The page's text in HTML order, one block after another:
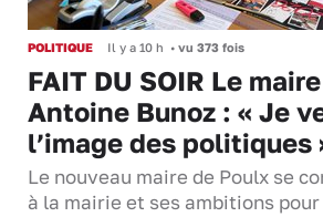
POLITIQUE Il y a 10 h • vu 373 fois
FAIT DU SOIR Le
Antoine Bunoz : « Je
l’image des politiques
Le nouveau maire de Poulx se
à la mairie et ses ambitions